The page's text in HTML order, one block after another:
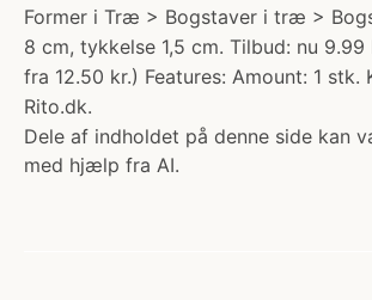
Former i Træ > Bogstaver i træ >
8 cm, tykkelse 1,5 cm. Tilbud: nu 9.99
fra 12.50 kr.) Features: Amount: 1 stk.
Rito.dk.
Dele af indholdet på denne side kan
med hjælp fra AI.